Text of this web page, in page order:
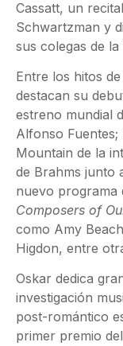
Cassatt, un
Schwartzman y
sus colegas de
Entre los hitos
destacan su
estreno mundial
Alfonso
Mountain de la
de Brahms junto
nuevo programa
Composers of
como Amy
Higdon, entre
Oskar dedica
investigación
post-romántico
primer premio